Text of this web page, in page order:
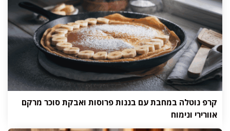
קרפ נוטלה במחבת עם בננות פרוסות ואבקת סוכר מרקם
אוורירי ונימוח